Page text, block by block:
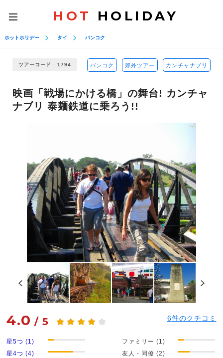
toggle
navigation
HOT HOLIDAY
ホットホリデー タイ バンコク
ツアーコード : 1794 バンコク 郊外ツアー カンチャナブリ
映画「戦場にかける橋」の舞台! カンチャ
ナブリ 泰麺鉄道に乗ろう!!
4.0 /5 6件のクチコミ
星5つ (1)
星4つ (4)
ファミリー (1)
友人・同僚 (2)